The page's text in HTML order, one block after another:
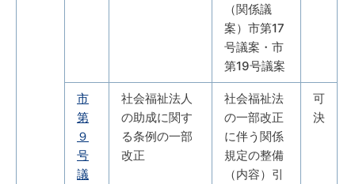
（関係議
案）市第17
号議案・市
第19号議案
市
第
９
号
議
社会福祉法人
の助成に関す
る条例の一部
改正
社会福祉法
の一部改正
に伴う関係
規定の整備
（内容）引
可
決